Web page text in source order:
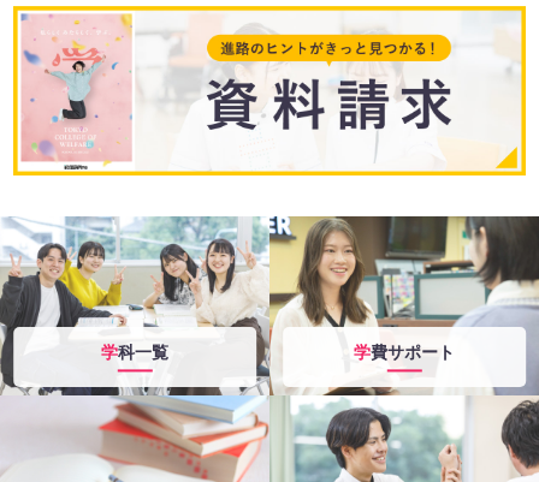
学科一覧 学費サポート